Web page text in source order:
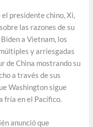
presidente chino, Xi,
las razones de su
a Vietnam, los
y arriesgadas
de China mostrando su
a través de sus
Washington sigue
fría en el Pacífico.
anunció que